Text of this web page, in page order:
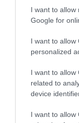
I want to allow
Google for
I want to allow
personalized
I want to allow
related to
device
I want to allow
Miért nem
zöldáramért?
A vállalati
mindig drága
megoldás is…